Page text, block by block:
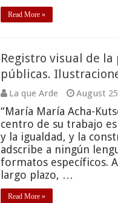
Read More »
Registro visual de
públicas.
La que Arde August
“María María Acha-
centro de su trabajo
y la igualdad, y la
adscribe a ningún
formatos específicos.
largo plazo, …
Read More »